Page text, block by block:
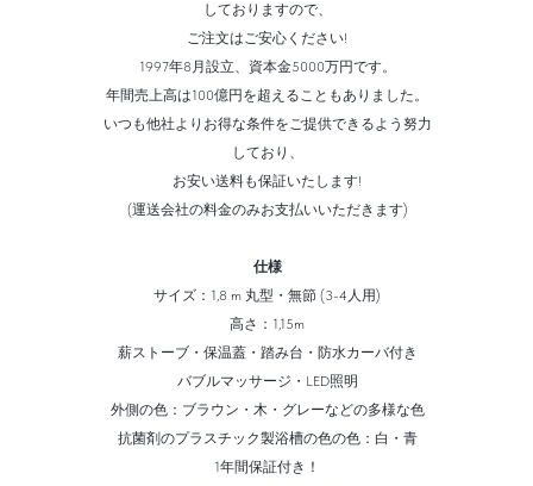
しておりますので、
ご注文はご安心ください!
1997年8月設立、資本金5000万円です。
年間売上高は100億円を超えることもありました。
いつも他社よりお得な条件をご提供できるよう努力
しており、
お安い送料も保証いたします!
(運送会社の料金のみお支払いいただきます)
仕様
サイズ：1,8 m 丸型・無節 (3-4人用)
高さ：1,15m
薪ストーブ・保温蓋・踏み台・防水カーバ付き
バブルマッサージ・LED照明
外側の色：ブラウン・木・グレーなどの多様な色
抗菌剤のプラスチック製浴槽の色の色：白・青
1年間保証付き！